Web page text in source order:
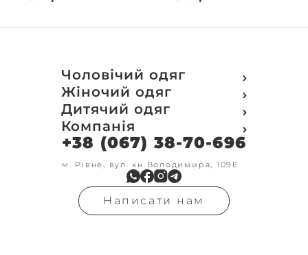
Чоловічий одяг
Футболки
Футболки Polo
Кофти
Світшот
Кенгуру
Кофта з замком
Олімпійки
Флісові кофти
Гольфи
Реглан
Жіночий одяг
Футболки
Поло
Кофти
Світшот
Олімпійки
Кофта на замку
Бомбери
В'язка
Гольфи
Дитячий одяг
Футболки
Кофти
Світшоти
Кенгуру
Кенгуру замок
Костюми
Штани
Шорти
Компанія
Про компанію
Доставка та оплата
Друк на замовлення
Обмін та повернення
Контакти
Умови оформлення
замовлення
+38 (067) 38-70-696
м. Рівне, вул. кн Володимира, 109Е
Написати нам